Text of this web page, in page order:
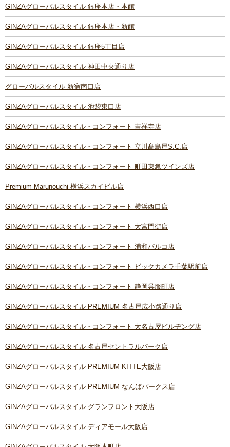
GINZAグローバルスタイル 銀座本店・本館
GINZAグローバルスタイル 銀座本店・新館
GINZAグローバルスタイル 銀座5丁目店
GINZAグローバルスタイル 神田中央通り店
グローバルスタイル 新宿南口店
GINZAグローバルスタイル 池袋東口店
GINZAグローバルスタイル・コンフォート 吉祥寺店
GINZAグローバルスタイル・コンフォート 立川髙島屋S.C.店
GINZAグローバルスタイル・コンフォート 町田東急ツインズ店
Premium Marunouchi 横浜スカイビル店
GINZAグローバルスタイル・コンフォート 横浜西口店
GINZAグローバルスタイル・コンフォート 大宮門街店
GINZAグローバルスタイル・コンフォート 浦和パルコ店
GINZAグローバルスタイル・コンフォート ビックカメラ千葉駅前店
GINZAグローバルスタイル・コンフォート 静岡呉服町店
GINZAグローバルスタイル PREMIUM 名古屋広小路通り店
GINZAグローバルスタイル・コンフォート 大名古屋ビルヂング店
GINZAグローバルスタイル 名古屋セントラルパーク店
GINZAグローバルスタイル PREMIUM KITTE大阪店
GINZAグローバルスタイル PREMIUM なんばパークス店
GINZAグローバルスタイル グランフロント大阪店
GINZAグローバルスタイル ディアモール大阪店